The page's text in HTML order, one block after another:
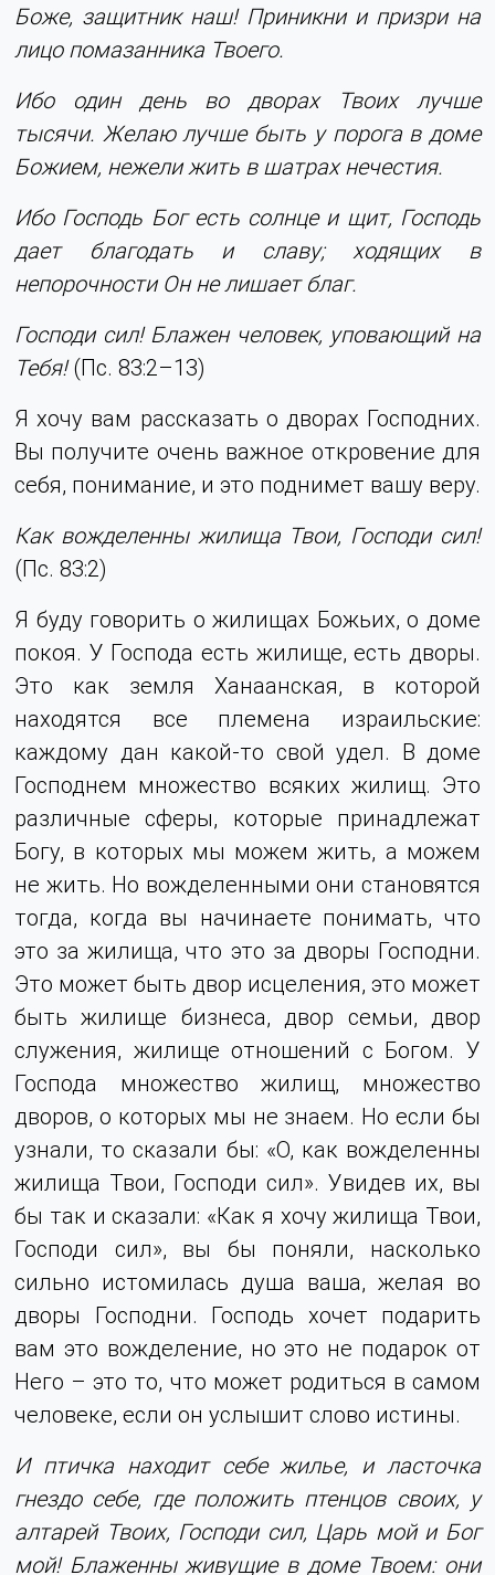
Боже, защитник наш! Приникни и призри на
лицо помазанника Твоего.
Ибо один день во дворах Твоих лучше
тысячи. Желаю лучше быть у порога в доме
Божием, нежели жить в шатрах нечестия.
Ибо Господь Бог есть солнце и щит, Господь
дает благодать и славу; ходящих в
непорочности Он не лишает благ.
Господи сил! Блажен человек, уповающий на
Тебя!(Пс. 83:2–13)
Я хочу вам рассказать о дворах Господних.
Вы получите очень важное откровение для
себя, понимание, и это поднимет вашу веру.
Как вожделенны жилища Твои, Господи сил!
(Пс. 83:2)
Я буду говорить о жилищах Божьих, о доме
покоя. У Господа есть жилище, есть дворы.
Это как земля Ханаанская, в которой
находятся все племена израильские:
каждому дан какой-то свой удел. В доме
Господнем множество всяких жилищ. Это
различные сферы, которые принадлежат
Богу, в которых мы можем жить, а можем
не жить. Но вожделенными они становятся
тогда, когда вы начинаете понимать, что
это за жилища, что это за дворы Господни.
Это может быть двор исцеления, это может
быть жилище бизнеса, двор семьи, двор
служения, жилище отношений с Богом. У
Господа множество жилищ, множество
дворов, о которых мы не знаем. Но если бы
узнали, то сказали бы: «О, как вожделенны
жилища Твои, Господи сил». Увидев их, вы
бы так и сказали: «Как я хочу жилища Твои,
Господи сил», вы бы поняли, насколько
сильно истомилась душа ваша, желая во
дворы Господни. Господь хочет подарить
вам это вожделение, но это не подарок от
Него – это то, что может родиться в самом
человеке, если он услышит слово истины.
И птичка находит себе жилье, и ласточка
гнездо себе, где положить птенцов своих, у
алтарей Твоих, Господи сил, Царь мой и Бог
мой! Блаженны живущие в доме Твоем: они